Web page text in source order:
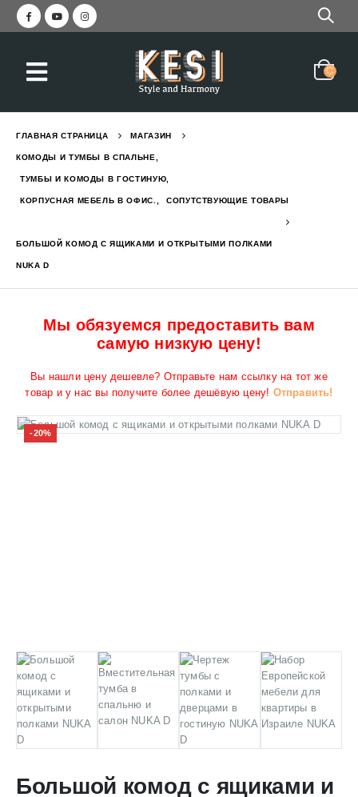
ГЛАВНАЯ СТРАНИЦА МАГАЗИН
КОМОДЫ И ТУМБЫ В СПАЛЬНЕ
ТУМБЫ И КОМОДЫ В ГОСТИНУЮ
КОРПУСНАЯ МЕБЕЛЬ В ОФИС. СОПУТСТВУЮЩИЕ ТОВАРЫ
БОЛЬШОЙ КОМОД С ЯЩИКАМИ И ОТКРЫТЫМИ ПОЛКАМИ
NUKA D
Мы обязуемся предоставить вам
самую низкую цену!
Вы нашли цену дешевле? Отправьте нам ссылку на тот же
товар и у нас вы получите более дешёвую цену! Отправить!
-20%
Большой комод с ящиками и
и вешалкой STELLA
вешалкой и зеркалом GREEN
Красивая прихожая с
Кровать двухъярусная
7,784₪ 6,290